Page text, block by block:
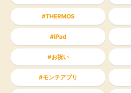
THERMOS
iPad
お祝い
モンテアプリ